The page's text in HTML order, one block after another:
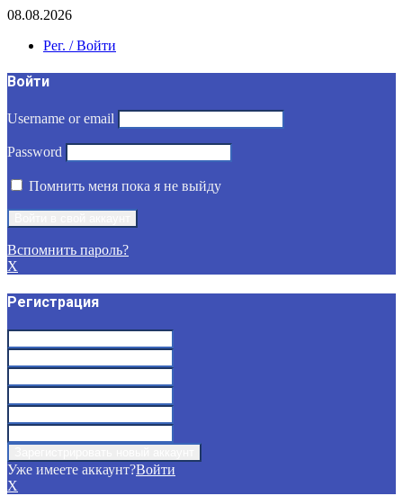
08.08.2026
Рег. / Войти
Войти
Username or email
Password
Помнить меня пока я не выйду
Вспомнить пароль?
X
Регистрация
Уже имеете аккаунт?Войти
X